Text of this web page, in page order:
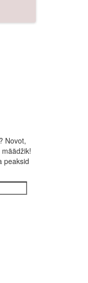
Novot,
peaksid